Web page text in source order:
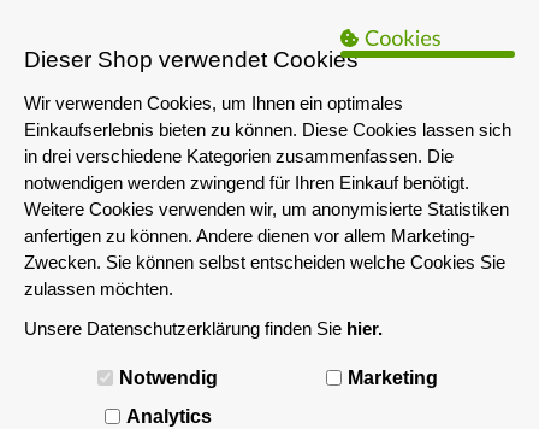
Das servershop-bayern.de Angebot richtet sich nur an
Unternehmen i.S.d. § 14 BGB sowie die öffentliche Hand. Ein Verkauf
an Privatpersonen ist nicht möglich.
MENÜ
Dieser Shop verwendet Cookies
Wir verwenden Cookies, um Ihnen ein optimales
Einkaufserlebnis bieten zu können. Diese Cookies lassen sich
in drei verschiedene Kategorien zusammenfassen. Die
notwendigen werden zwingend für Ihren Einkauf benötigt.
Weitere Cookies verwenden wir, um anonymisierte Statistiken
anfertigen zu können. Andere dienen vor allem Marketing-
Zwecken. Sie können selbst entscheiden welche Cookies Sie
zulassen möchten.
Unsere Datenschutzerklärung finden Sie hier.
Notwendig
Marketing
Analytics